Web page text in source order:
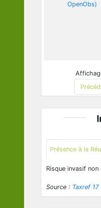
OpenObs)
Présence à la
Risque invasif
Source : Taxref 17